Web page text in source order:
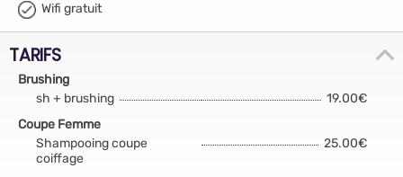
Wifi gratuit
TARIFS
Brushing
sh + brushing
19.00€
Coupe Femme
Shampooing coupe
coiffage
25.00€